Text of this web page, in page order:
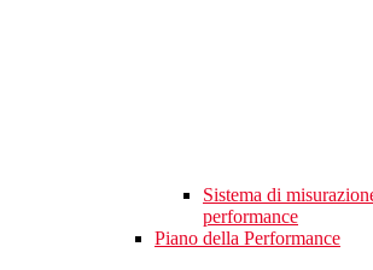
Sistema di
performance
Piano della Performance